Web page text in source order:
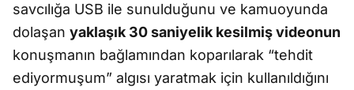
savcılığa USB ile sunulduğunu ve kamuoyunda
dolaşan yaklaşık 30 saniyelik kesilmiş videonun
konuşmanın bağlamından koparılarak “tehdit
ediyormuşum” algısı yaratmak için kullanıldığını